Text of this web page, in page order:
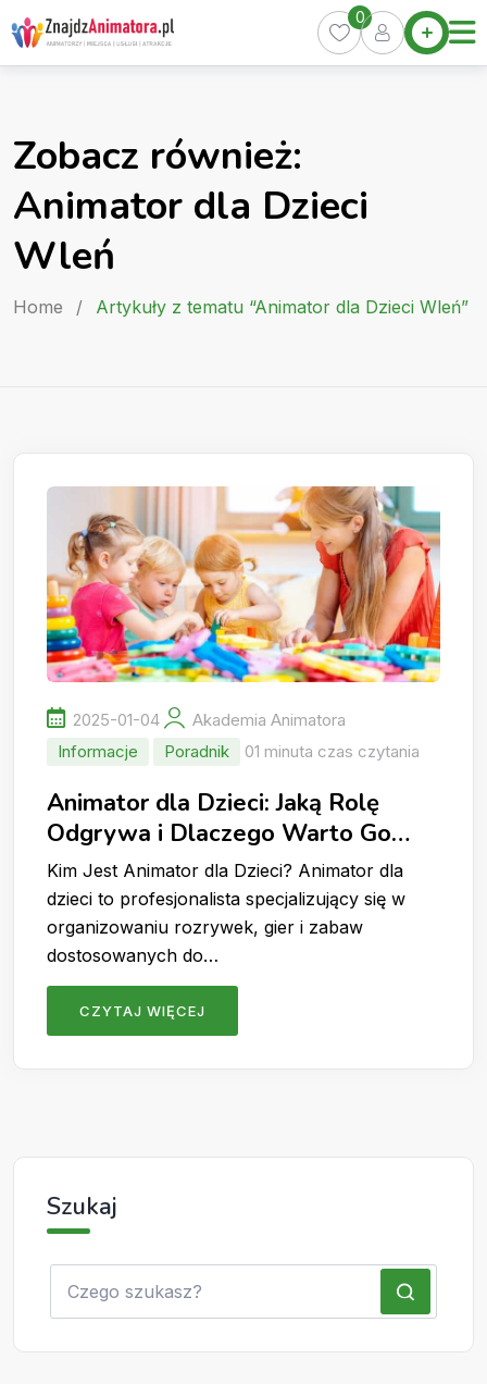
Skip
to
content
Home
Oferty
Kurs
0
Zobacz również:
Animator dla Dzieci
Wleń
Home / Artykuły z tematu “Animator dla Dzieci Wleń”
2025-01-04
Akademia Animatora
Informacje
Poradnik 01 minuta czas czytania
Animator dla Dzieci: Jaką Rolę
Odgrywa i Dlaczego Warto Go
Wynająć?
Kim Jest Animator dla Dzieci? Animator dla
dzieci to profesjonalista specjalizujący się w
organizowaniu rozrywek, gier i zabaw
dostosowanych do…
CZYTAJ WIĘCEJ
Szukaj